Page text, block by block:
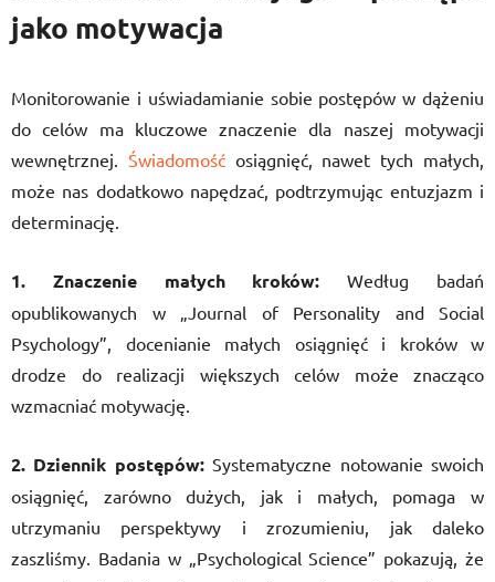
jako motywacja
Monitorowanie i uświadamianie sobie postępów w dążeniu
do celów ma kluczowe znaczenie dla naszej motywacji
wewnętrznej. Świadomośćosiągnięć, nawet tych małych,
może nas dodatkowo napędzać, podtrzymując entuzjazm i
determinację.
1. Znaczenie małych kroków: Według badań
opublikowanych w „Journal of Personality and Social
Psychology”, docenianie małych osiągnięć i kroków w
drodze do realizacji większych celów może znacząco
wzmacniać motywację.
2. Dziennik postępów:Systematyczne notowanie swoich
osiągnięć, zarówno dużych, jak i małych, pomaga w
utrzymaniu perspektywy i zrozumieniu, jak daleko
zaszliśmy. Badania w „Psychological Science” pokazują, że